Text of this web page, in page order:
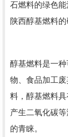
石燃料的绿色能
陕西醇基燃料
醇基燃料是一
物、食品加工
料，醇基燃料
产生二氧化碳
的青睐。